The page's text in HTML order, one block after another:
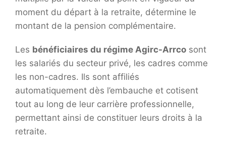
moment du départ à la retraite, détermine le
montant de la pension complémentaire.
Les bénéficiaires du régime Agirc-Arrco sont
les salariés du secteur privé, les cadres comme
les non-cadres. Ils sont affiliés
automatiquement dès l’embauche et cotisent
tout au long de leur carrière professionnelle,
permettant ainsi de constituer leurs droits à la
retraite.